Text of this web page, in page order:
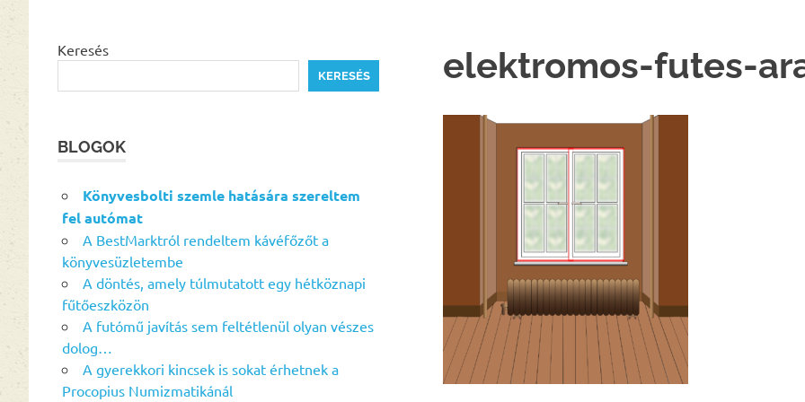
elektromos-futes-
Keresés
KERESÉS
BLOGOK
Könyvesbolti szemle hatására szereltem
fel autómat
A BestMarktról rendeltem kávéfőzőt a
könyvesüzletembe
A döntés, amely túlmutatott egy hétköznapi
fűtőeszközön
A futómű javítás sem feltétlenül olyan vészes
dolog…
A gyerekkori kincsek is sokat érhetnek a
Procopius Numizmatikánál